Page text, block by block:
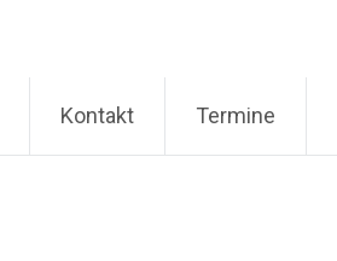
Kontakt Termine